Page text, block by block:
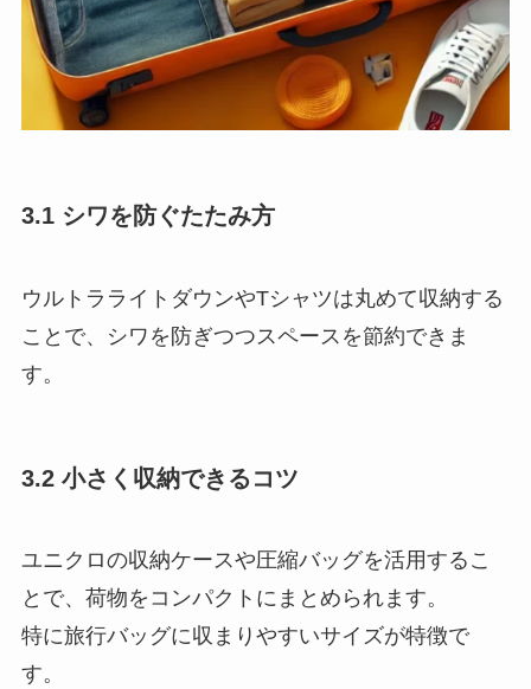
3.1 シワを防ぐたたみ方
ウルトラライトダウンやTシャツは丸めて収納する
ことで、シワを防ぎつつスペースを節約できま
す。
3.2 小さく収納できるコツ
ユニクロの収納ケースや圧縮バッグを活用するこ
とで、荷物をコンパクトにまとめられます。
特に旅行バッグに収まりやすいサイズが特徴で
す。